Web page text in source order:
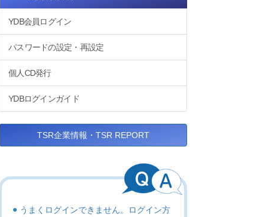
YDB会員ログイン
パスワードの設定・再設定
個人CD発行
YDBログインガイド
TSR企業情報・TSR REPORT
うまくログインできません。ログイン方